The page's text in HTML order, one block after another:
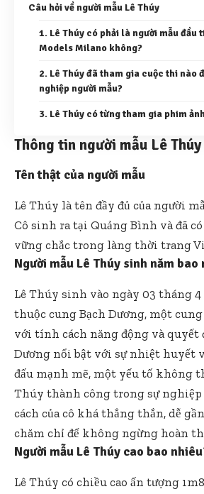
Câu hỏi về người mẫu Lê Thúy
1. Lê Thúy có phải là người mẫu đầu
Models Milano không?
2. Lê Thúy đã tham gia cuộc thi nào
nghiệp người mẫu?
3. Lê Thúy có từng tham gia phim
Thông tin người mẫu Lê Thúy
Tên thật của người mẫu
Lê Thúy là tên đầy đủ của người
Cô sinh ra tại Quảng Bình và đã
vững chắc trong làng thời trang
Người mẫu Lê Thúy sinh năm bao
Lê Thúy sinh vào ngày 03 tháng 4
thuộc cung Bạch Dương, một
với tính cách năng động và quyết
Dương nổi bật với sự nhiệt huyết
đấu mạnh mẽ, một yếu tố không
Thúy thành công trong sự
cách của cô khá thẳng thắn, dễ
chăm chỉ để không ngừng hoàn
Người mẫu Lê Thúy cao bao
Lê Thúy có chiều cao ấn tượng